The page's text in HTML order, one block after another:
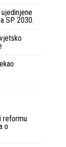
SP 2030.
reformu
o